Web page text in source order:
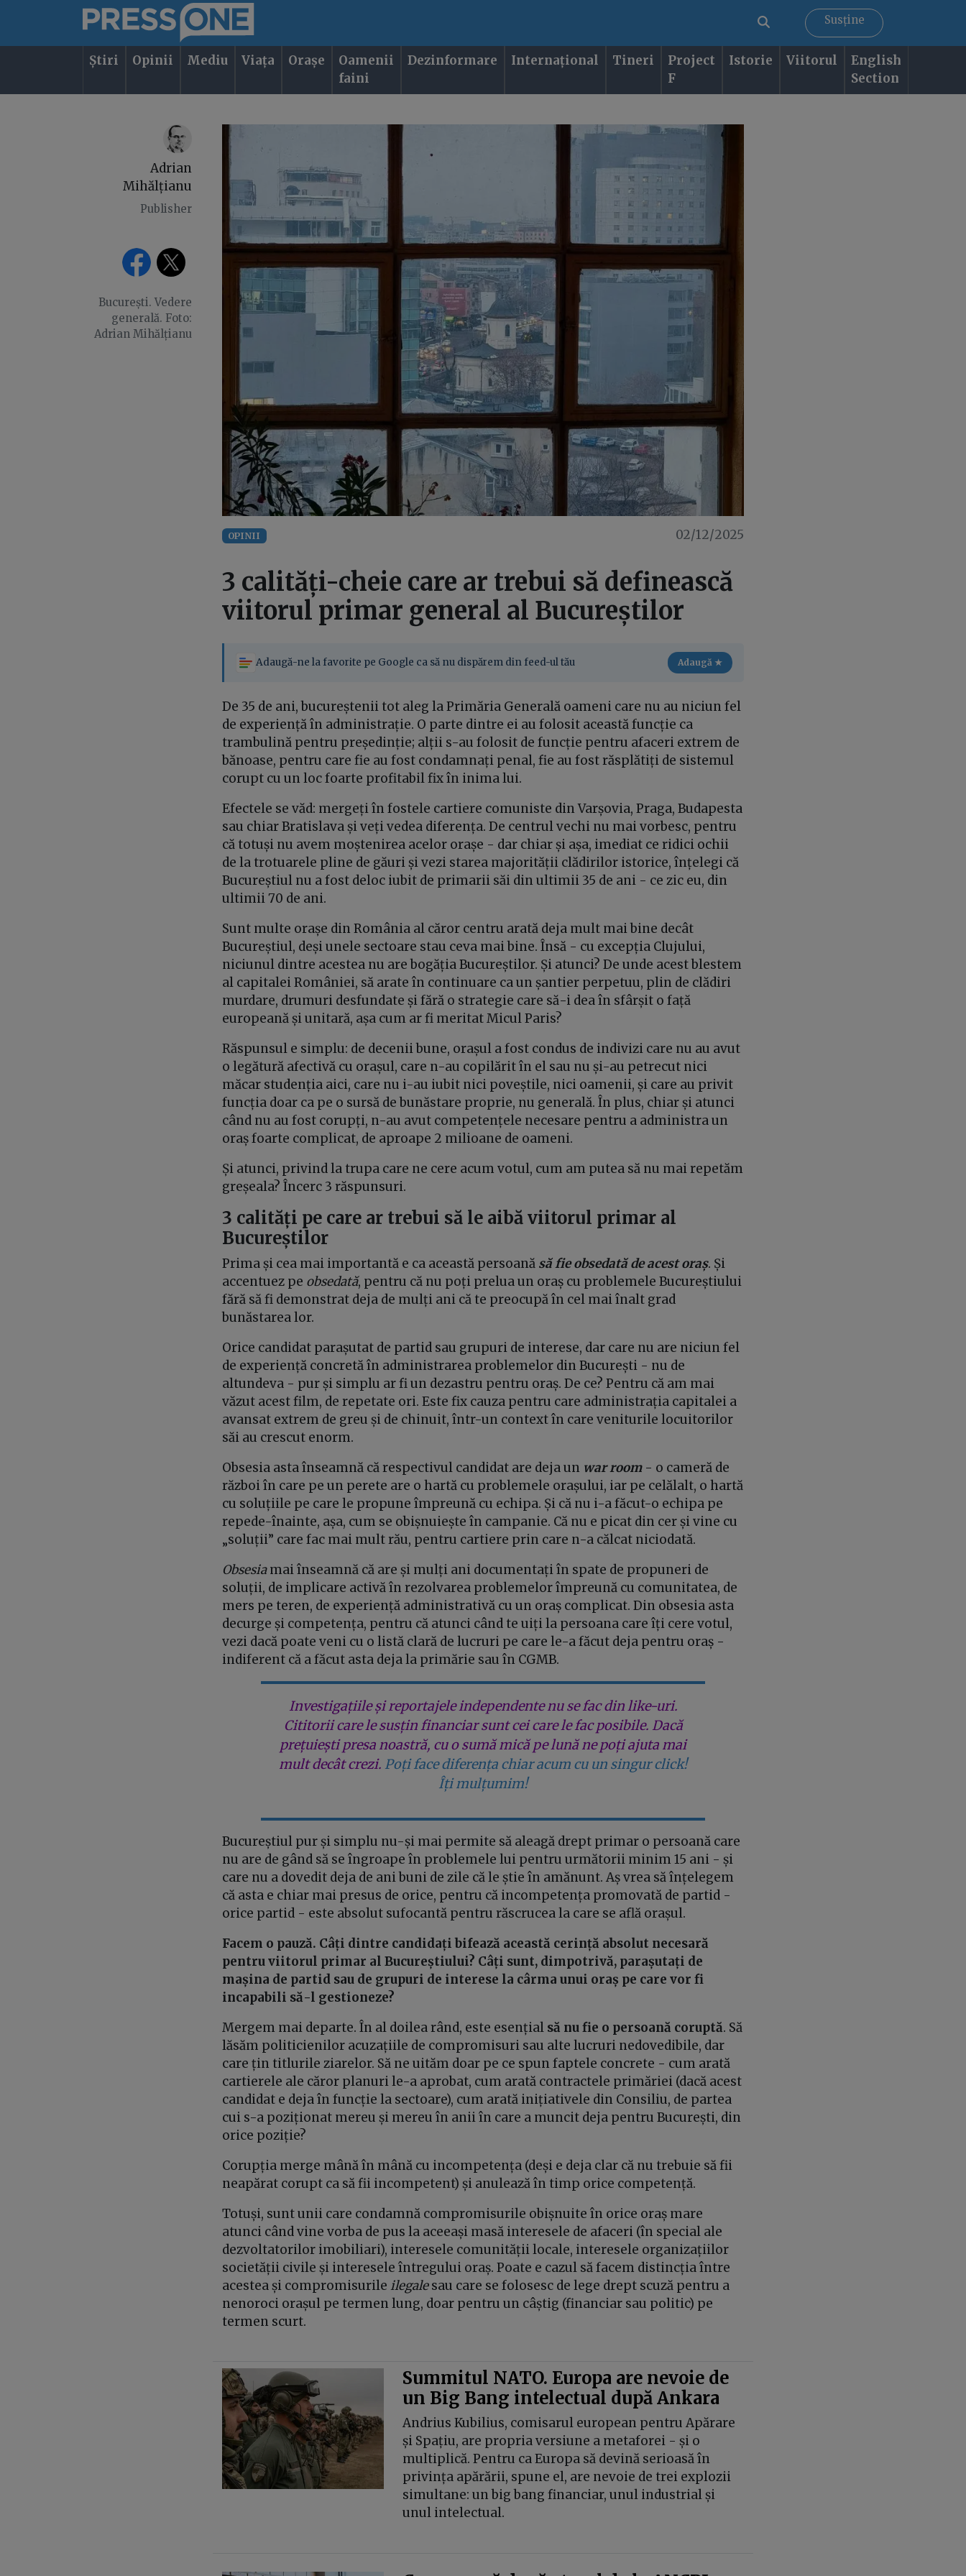
Susține
Știri Opinii Mediu Viața Orașe
Oamenii
faini
Dezinformare Internațional Tineri
Project
F
Istorie Viitorul
English
Section
Adrian
Mihălțianu
Publisher
București. Vedere
generală. Foto:
Adrian Mihălțianu
OPINII 02/12/2025
3 calități-cheie care ar trebui să definească
viitorul primar general al Bucureștilor
Adaugă-ne la favorite pe Google ca să nu dispărem din feed-ul tău Adaugă ★
De 35 de ani, bucureștenii tot aleg la Primăria Generală oameni care nu au niciun fel
de experiență în administrație. O parte dintre ei au folosit această funcție ca
trambulină pentru președinție; alții s-au folosit de funcție pentru afaceri extrem de
bănoase, pentru care fie au fost condamnați penal, fie au fost răsplătiți de sistemul
corupt cu un loc foarte profitabil fix în inima lui.
Efectele se văd: mergeți în fostele cartiere comuniste din Varșovia, Praga, Budapesta
sau chiar Bratislava și veți vedea diferența. De centrul vechi nu mai vorbesc, pentru
că totuși nu avem moștenirea acelor orașe - dar chiar și așa, imediat ce ridici ochii
de la trotuarele pline de găuri și vezi starea majorității clădirilor istorice, înțelegi că
Bucureștiul nu a fost deloc iubit de primarii săi din ultimii 35 de ani - ce zic eu, din
ultimii 70 de ani.
Sunt multe orașe din România al căror centru arată deja mult mai bine decât
Bucureștiul, deși unele sectoare stau ceva mai bine. Însă - cu excepția Clujului,
niciunul dintre acestea nu are bogăția Bucureștilor. Și atunci? De unde acest blestem
al capitalei României, să arate în continuare ca un șantier perpetuu, plin de clădiri
murdare, drumuri desfundate și fără o strategie care să-i dea în sfârșit o față
europeană și unitară, așa cum ar fi meritat Micul Paris?
Răspunsul e simplu: de decenii bune, orașul a fost condus de indivizi care nu au avut
o legătură afectivă cu orașul, care n-au copilărit în el sau nu și-au petrecut nici
măcar studenția aici, care nu i-au iubit nici poveștile, nici oamenii, și care au privit
funcția doar ca pe o sursă de bunăstare proprie, nu generală. În plus, chiar și atunci
când nu au fost corupți, n-au avut competențele necesare pentru a administra un
oraș foarte complicat, de aproape 2 milioane de oameni.
Și atunci, privind la trupa care ne cere acum votul, cum am putea să nu mai repetăm
greșeala? Încerc 3 răspunsuri.
3 calități pe care ar trebui să le aibă viitorul primar al
Bucureștilor
Prima și cea mai importantă e ca această persoană să fie obsedată de acest oraș. Și
accentuez pe obsedată, pentru că nu poți prelua un oraș cu problemele Bucureștiului
fără să fi demonstrat deja de mulți ani că te preocupă în cel mai înalt grad
bunăstarea lor.
Orice candidat parașutat de partid sau grupuri de interese, dar care nu are niciun fel
de experiență concretă în administrarea problemelor din București - nu de
altundeva - pur și simplu ar fi un dezastru pentru oraș. De ce? Pentru că am mai
văzut acest film, de repetate ori. Este fix cauza pentru care administrația capitalei a
avansat extrem de greu și de chinuit, într-un context în care veniturile locuitorilor
săi au crescut enorm.
Obsesia asta înseamnă că respectivul candidat are deja un war room- o cameră de
război în care pe un perete are o hartă cu problemele orașului, iar pe celălalt, o hartă
cu soluțiile pe care le propune împreună cu echipa. Și că nu i-a făcut-o echipa pe
repede-înainte, așa, cum se obișnuiește în campanie. Că nu e picat din cer și vine cu
„soluții” care fac mai mult rău, pentru cartiere prin care n-a călcat niciodată.
Obsesiamai înseamnă că are și mulți ani documentați în spate de propuneri de
soluții, de implicare activă în rezolvarea problemelor împreună cu comunitatea, de
mers pe teren, de experiență administrativă cu un oraș complicat. Din obsesia asta
decurge și competența, pentru că atunci când te uiți la persoana care îți cere votul,
vezi dacă poate veni cu o listă clară de lucruri pe care le-a făcut deja pentru oraș -
indiferent că a făcut asta deja la primărie sau în CGMB.
Investigațiile și reportajele independente nu se fac din like-uri.
Cititorii care le susțin financiar sunt cei care le fac posibile. Dacă
prețuiești presa noastră, cu o sumă mică pe lună ne poți ajuta mai
mult decât crezi. Poți face diferența chiar acum cu un singur click!
Îți mulțumim!
Bucureștiul pur și simplu nu-și mai permite să aleagă drept primar o persoană care
nu are de gând să se îngroape în problemele lui pentru următorii minim 15 ani - și
care nu a dovedit deja de ani buni de zile că le știe în amănunt. Aș vrea să înțelegem
că asta e chiar mai presus de orice, pentru că incompetența promovată de partid -
orice partid - este absolut sufocantă pentru răscrucea la care se află orașul.
Facem o pauză. Câți dintre candidați bifează această cerință absolut necesară
pentru viitorul primar al Bucureștiului? Câți sunt, dimpotrivă, parașutați de
mașina de partid sau de grupuri de interese la cârma unui oraș pe care vor fi
incapabili să-l gestioneze?
Mergem mai departe. În al doilea rând, este esențial să nu fie o persoană coruptă. Să
lăsăm politicienilor acuzațiile de compromisuri sau alte lucruri nedovedibile, dar
care țin titlurile ziarelor. Să ne uităm doar pe ce spun faptele concrete - cum arată
cartierele ale căror planuri le-a aprobat, cum arată contractele primăriei (dacă acest
candidat e deja în funcție la sectoare), cum arată inițiativele din Consiliu, de partea
cui s-a poziționat mereu și mereu în anii în care a muncit deja pentru București, din
orice poziție?
Corupția merge mână în mână cu incompetența (deși e deja clar că nu trebuie să fii
neapărat corupt ca să fii incompetent) și anulează în timp orice competență.
Totuși, sunt unii care condamnă compromisurile obișnuite în orice oraș mare
atunci când vine vorba de pus la aceeași masă interesele de afaceri (în special ale
dezvoltatorilor imobiliari), interesele comunității locale, interesele organizațiilor
societății civile și interesele întregului oraș. Poate e cazul să facem distincția între
acestea și compromisurile ilegalesau care se folosesc de lege drept scuză pentru a
nenoroci orașul pe termen lung, doar pentru un câștig (financiar sau politic) pe
termen scurt.
Summitul NATO. Europa are nevoie de
un Big Bang intelectual după Ankara
Andrius Kubilius, comisarul european pentru Apărare
și Spațiu, are propria versiune a metaforei - și o
multiplică. Pentru ca Europa să devină serioasă în
privința apărării, spune el, are nevoie de trei explozii
simultane: un big bang financiar, unul industrial și
unul intelectual.